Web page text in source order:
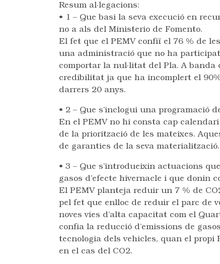
Resum al·legacions:
• 1 – Que basi la seva execució en
no a als del Ministerio de Fomento.
El fet que el PEMV confiï el 76 % de
una administració que no ha
comportar la nul·litat del Pla. A
credibilitat ja que ha incomplert el
darrers 20 anys.
• 2 – Que s’inclogui una programació
En el PEMV no hi consta cap
de la priorització de les mateixes.
de garanties de la seva materialització.
• 3 – Que s’introdueixin actuacions
gasos d’efecte hivernacle i que donin
El PEMV planteja reduir un 7 % de
pel fet que enlloc de reduir el parc de
noves vies d’alta capacitat com el
confia la reducció d’emissions de
tecnologia dels vehicles, quan el
en el cas del CO2.